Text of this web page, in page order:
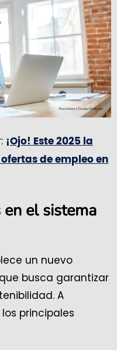
¡Ojo! Este 2025 la
de empleo en
el sistema
un nuevo
busca garantizar
A
principales